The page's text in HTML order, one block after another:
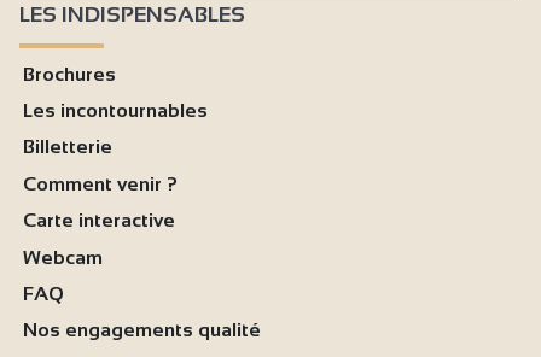
LES INDISPENSABLES
Brochures
Les incontournables
Billetterie
Comment venir ?
Carte interactive
Webcam
FAQ
Nos engagements qualité